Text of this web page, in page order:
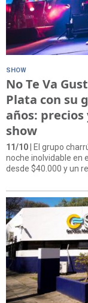
SHOW
No Te Va
Plata con su
años:
show
11/10| El grupo
noche inolvidable en
desde $40.000 y un